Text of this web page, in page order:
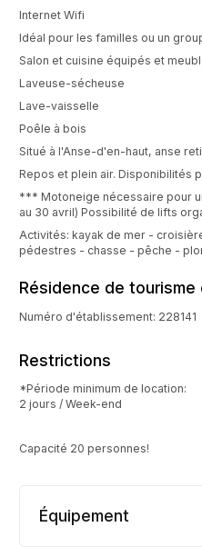
Internet Wifi
Idéal pour les familles ou un
Salon et cuisine équipés et
Laveuse-sécheuse
Lave-vaisselle
Poêle à bois
Situé à l'Anse-d'en-haut, anse
Repos et plein air. Disponibilités
*** Motoneige nécessaire pour
au 30 avril) Possibilité de lifts
Activités: kayak de mer -
pédestres - chasse - pêche -
Résidence de tourisme
Numéro d'établissement: 228141
Restrictions
*Période minimum de location:
2 jours / Week-end
Capacité 20 personnes!
Équipement